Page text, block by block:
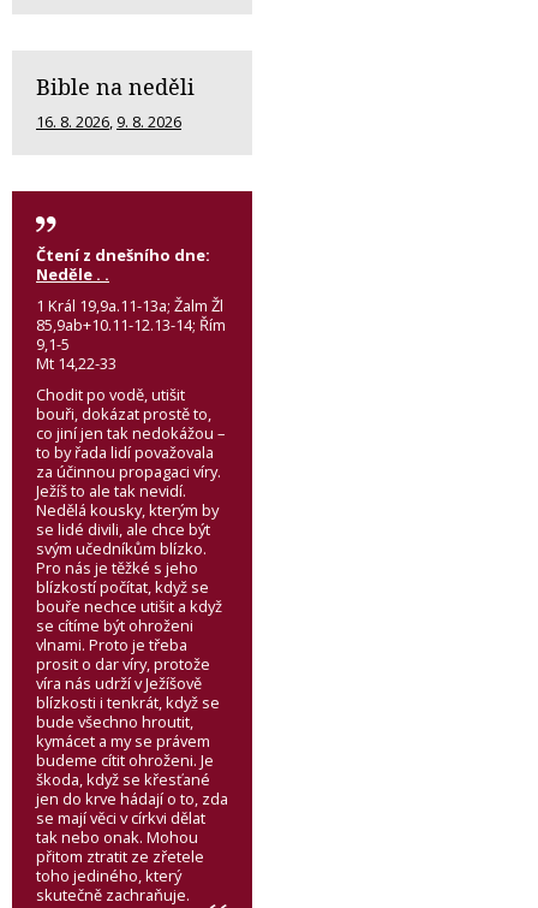
Bible na neděli
16. 8. 2026, 9. 8. 2026
Čtení z dnešního dne:
Neděle . .
1 Král 19,9a.11-13a; Žalm Žl
85,9ab+10.11-12.13-14; Řím
9,1-5
Mt 14,22-33
Chodit po vodě, utišit
bouři, dokázat prostě to,
co jiní jen tak nedokážou –
to by řada lidí považovala
za účinnou propagaci víry.
Ježíš to ale tak nevidí.
Nedělá kousky, kterým by
se lidé divili, ale chce být
svým učedníkům blízko.
Pro nás je těžké s jeho
blízkostí počítat, když se
bouře nechce utišit a když
se cítíme být ohroženi
vlnami. Proto je třeba
prosit o dar víry, protože
víra nás udrží v Ježíšově
blízkosti i tenkrát, když se
bude všechno hroutit,
kymácet a my se právem
budeme cítit ohroženi. Je
škoda, když se křesťané
jen do krve hádají o to, zda
se mají věci v církvi dělat
tak nebo onak. Mohou
přitom ztratit ze zřetele
toho jediného, který
skutečně zachraňuje.